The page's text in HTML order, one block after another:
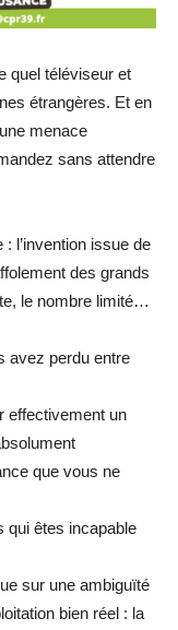
quel téléviseur et
étrangères. Et en
menace
sans attendre
l’invention issue de
des grands
le nombre limité…
avez perdu entre
un
que vous ne
qui êtes incapable
sur une ambiguïté
bien réel : la